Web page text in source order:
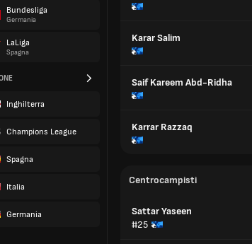
Bundesliga
Germania
LaLiga
Spagna
Inghilterra
Champions League
Spagna
Italia
Germania
Karar Salim
Saif Kareem Abd-Ridha
Karrar Razzaq
Centrocampisti
Sattar Yaseen
#25